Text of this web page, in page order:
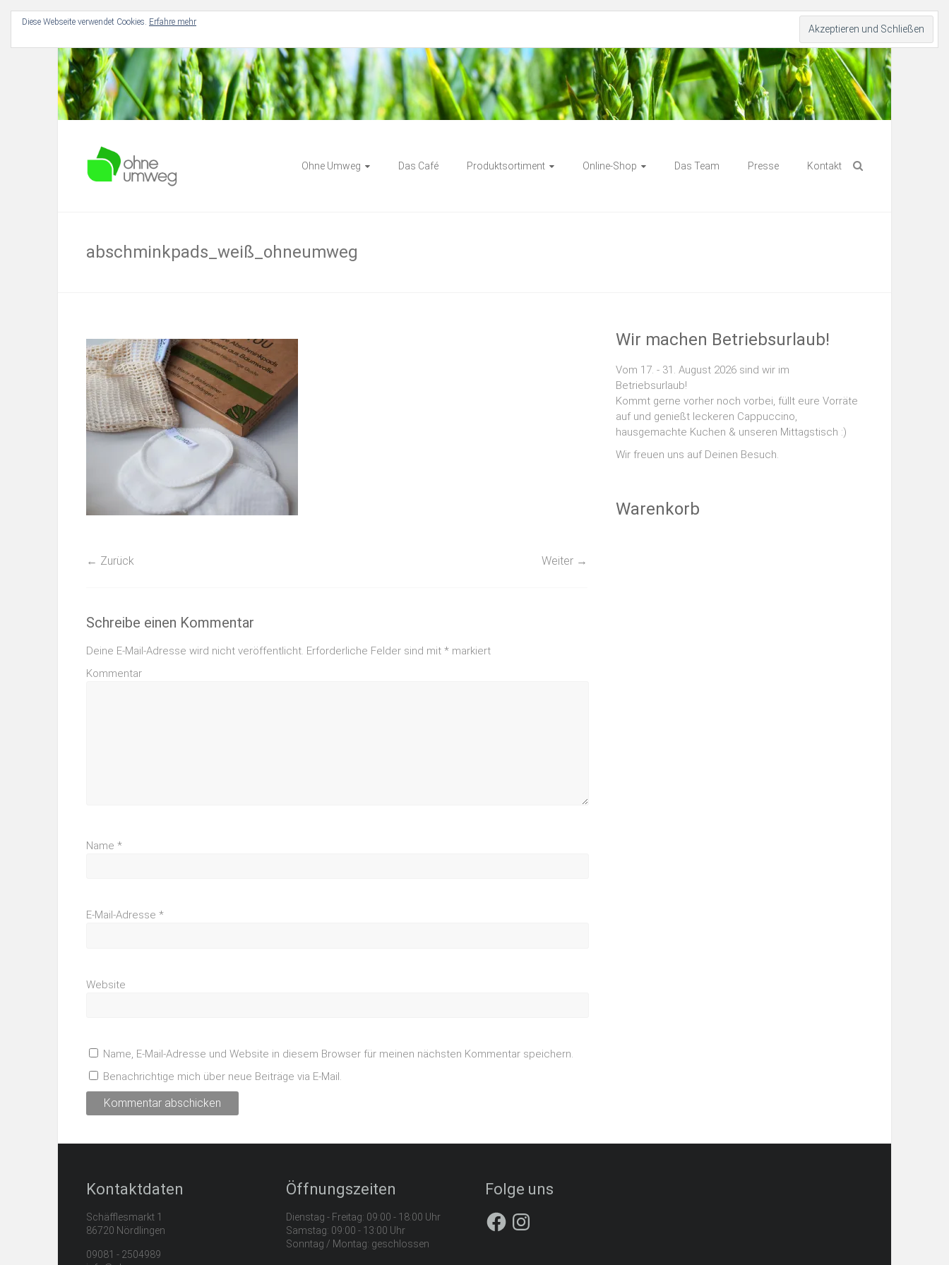
Ohne UmwegOhne Umweg Das Café Produktsortiment Online-Shop Das Team Presse Kontakt
abschminkpads_weiß_ohneumweg
← Zurück Weiter →
Schreibe einen Kommentar
Deine E-Mail-Adresse wird nicht veröffentlicht. Erforderliche Felder sind mit * markiert
Kommentar
Name *
E-Mail-Adresse *
Website
Name, E-Mail-Adresse und Website in diesem Browser für meinen nächsten Kommentar speichern.
Benachrichtige mich über neue Beiträge via E-Mail.
Wir machen Betriebsurlaub!
Vom 17. - 31. August 2026 sind wir im
Betriebsurlaub!
Kommt gerne vorher noch vorbei, füllt eure Vorräte
auf und genießt leckeren Cappuccino,
hausgemachte Kuchen & unseren Mittagstisch :)
Wir freuen uns auf Deinen Besuch.
Warenkorb
Kontaktdaten
Schäfflesmarkt 1
86720 Nördlingen
09081 - 2504989
Öffnungszeiten
Dienstag - Freitag: 09:00 - 18:00 Uhr
Samstag: 09:00 - 13:00 Uhr
Sonntag / Montag: geschlossen
Folge uns
Diese Webseite verwendet Cookies. Erfahre mehr